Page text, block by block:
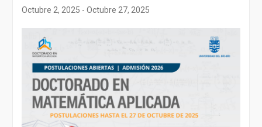
Octubre 2, 2025 - Octubre 27, 2025